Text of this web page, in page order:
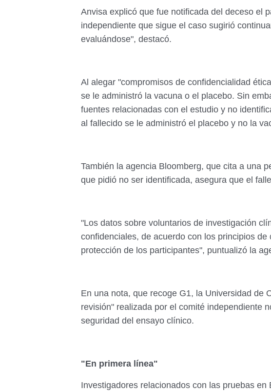
Anvisa explicó que fue notificada del deceso el
independiente que sigue el caso sugirió
evaluándose", destacó.
Al alegar "compromisos de confidencialidad
se le administró la vacuna o el placebo. Sin
fuentes relacionadas con el estudio y no
al fallecido se le administró el placebo y no la
También la agencia Bloomberg, que cita a una
que pidió no ser identificada, asegura que el
"Los datos sobre voluntarios de investigación
confidenciales, de acuerdo con los principios
protección de los participantes", puntualizó la
En una nota, que recoge G1, la Universidad de
revisión" realizada por el comité independiente
seguridad del ensayo clínico.
"En primera línea"
Investigadores relacionados con las pruebas